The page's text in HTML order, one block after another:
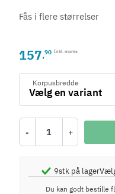
Fås i flere størrelser
157,90 Inkl. moms
Korpusbredde
- +
9stk på lager
Du kan godt bestille